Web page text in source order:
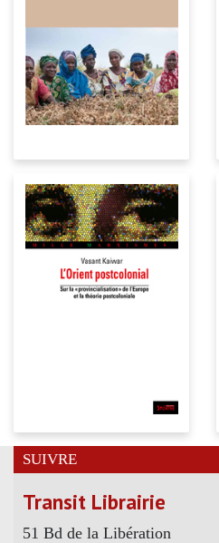
SUIVRE
Transit Librairie
51 Bd de la Libération